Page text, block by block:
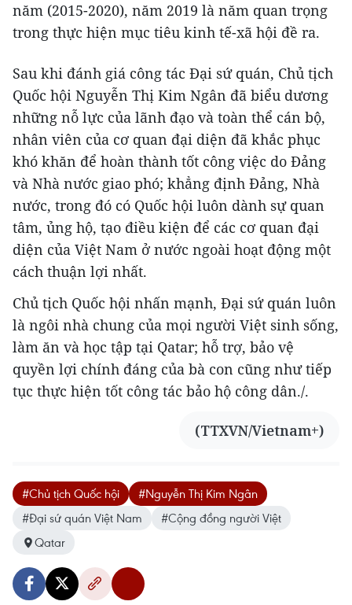
năm (2015-2020), năm 2019 là năm quan trọng
trong thực hiện mục tiêu kinh tế-xã hội đề ra.
Sau khi đánh giá công tác Đại sứ quán, Chủ tịch
Quốc hội Nguyễn Thị Kim Ngân đã biểu dương
những nỗ lực của lãnh đạo và toàn thể cán bộ,
nhân viên của cơ quan đại diện đã khắc phục
khó khăn để hoàn thành tốt công việc do Đảng
và Nhà nước giao phó; khẳng định Đảng, Nhà
nước, trong đó có Quốc hội luôn dành sự quan
tâm, ủng hộ, tạo điều kiện để các cơ quan đại
diện của Việt Nam ở nước ngoài hoạt động một
cách thuận lợi nhất.
Chủ tịch Quốc hội nhấn mạnh, Đại sứ quán luôn
là ngôi nhà chung của mọi người Việt sinh sống,
làm ăn và học tập tại Qatar; hỗ trợ, bảo vệ
quyền lợi chính đáng của bà con cũng như tiếp
tục thực hiện tốt công tác bảo hộ công dân./.
(TTXVN/Vietnam+)
#Chủ tịch Quốc hội
#Nguyễn Thị Kim Ngân
#Đại sứ quán Việt Nam
#Cộng đồng người Việt
Qatar